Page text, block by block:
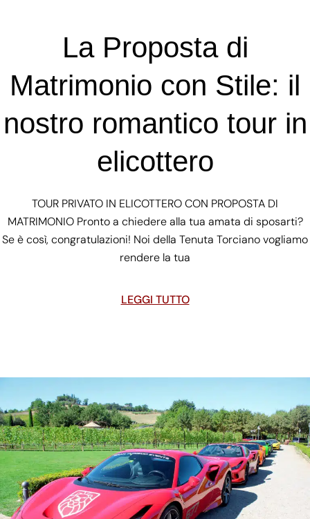
La Proposta di
Matrimonio con Stile: il
nostro romantico tour in
elicottero
TOUR PRIVATO IN ELICOTTERO CON PROPOSTA DI
MATRIMONIO Pronto a chiedere alla tua amata di sposarti?
Se è così, congratulazioni! Noi della Tenuta Torciano vogliamo
rendere la tua
LEGGI TUTTO